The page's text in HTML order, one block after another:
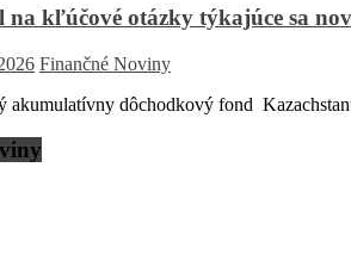
na kľúčové otázky týkajúce sa
Finančné Noviny
dôchodkový fond